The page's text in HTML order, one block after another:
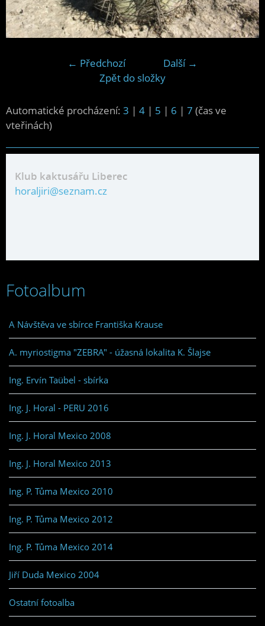
← Předchozí
Další →
Zpět do složky
Automatické procházení: 3 | 4 | 5 | 6 | 7 (čas ve
vteřinách)
Klub kaktusářu Liberec
horaljiri@seznam.cz
Fotoalbum
A Návštěva ve sbírce Františka Krause
A. myriostigma "ZEBRA" - úžasná lokalita K. Šlajse
Ing. Ervín Taübel - sbírka
Ing. J. Horal - PERU 2016
Ing. J. Horal Mexico 2008
Ing. J. Horal Mexico 2013
Ing. P. Tůma Mexico 2010
Ing. P. Tůma Mexico 2012
Ing. P. Tůma Mexico 2014
Jiří Duda Mexico 2004
Ostatní fotoalba